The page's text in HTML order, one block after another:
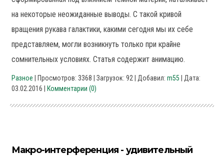
на некоторые неожиданные выводы. С такой кривой
вращения рукава галактики, какими сегодня мы их себе
представляем, могли возникнуть только при крайне
сомнительных условиях. Статья содержит анимацию.
Разное | Просмотров: 3368 | Загрузок: 92 | Добавил: m55 | Дата:
03.02.2016
Комментарии (0)
Макро-интерференция - удивительный